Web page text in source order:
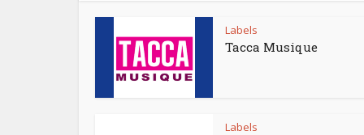
Labels
Tacca Musique
Labels